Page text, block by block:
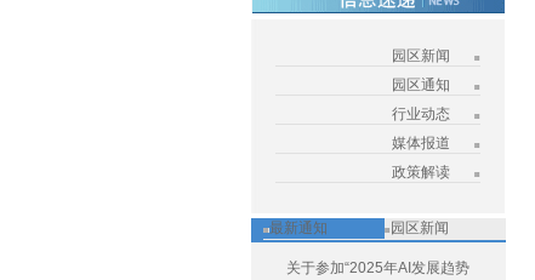
园区新闻
园区通知
行业动态
媒体报道
政策解读
最新通知 园区新闻
关于参加“2025年AI发展趋势